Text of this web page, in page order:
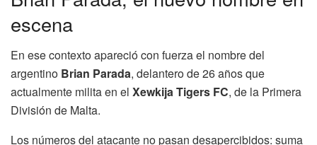
escena
En ese contexto apareció con fuerza el nombre del
argentino Brian Parada, delantero de 26 años que
actualmente milita en el Xewkija Tigers FC, de la Primera
División de Malta.
Los números del atacante no pasan desapercibidos: suma